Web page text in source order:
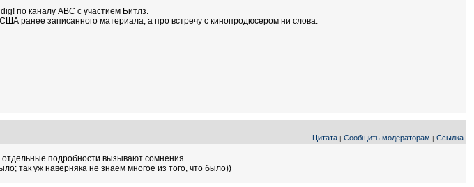
по каналу ABC с участием Битлз.
ранее записанного материала, а про встречу с кинопродюсером ни слова.
Цитата | Сообщить модераторам | Ссылка
подробности вызывают сомнения.
так уж наверняка не знаем многое из того, что было))